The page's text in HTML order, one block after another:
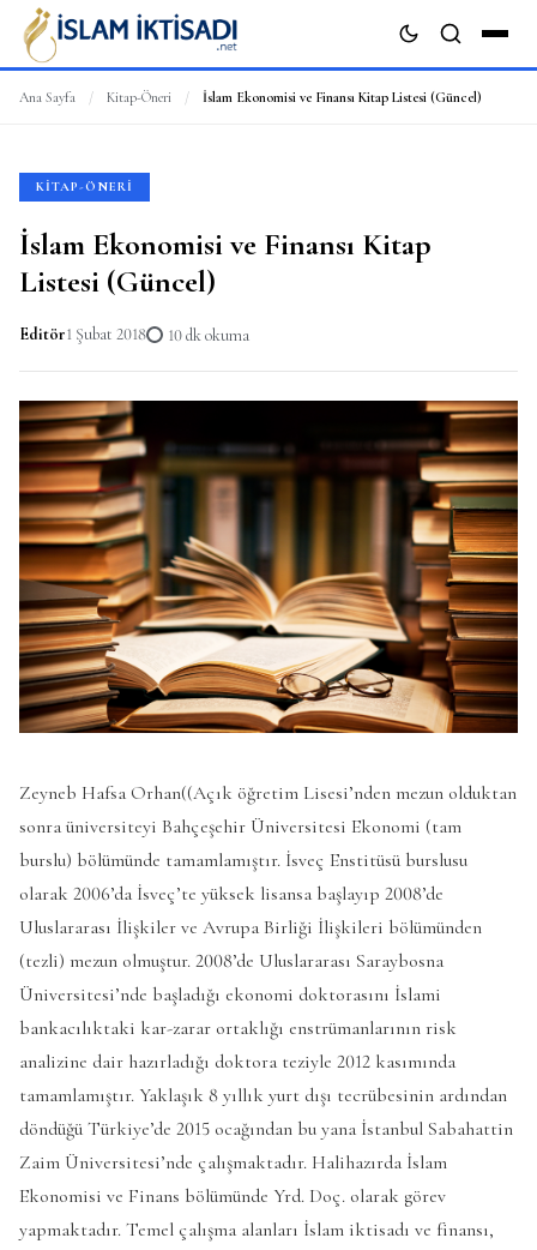
Ana Sayfa / Kitap-Öneri / İslam Ekonomisi ve Finansı Kitap Listesi (Güncel)
KITAP-ÖNERI
İslam Ekonomisi ve Finansı Kitap
Listesi (Güncel)
Editör1 Şubat 2018 10 dk okuma
Zeyneb Hafsa Orhan((Açık öğretim Lisesi’nden mezun olduktan
sonra üniversiteyi Bahçeşehir Üniversitesi Ekonomi (tam
burslu) bölümünde tamamlamıştır. İsveç Enstitüsü burslusu
olarak 2006’da İsveç’te yüksek lisansa başlayıp 2008’de
Uluslararası İlişkiler ve Avrupa Birliği İlişkileri bölümünden
(tezli) mezun olmuştur. 2008’de Uluslararası Saraybosna
Üniversitesi’nde başladığı ekonomi doktorasını İslami
bankacılıktaki kar-zarar ortaklığı enstrümanlarının risk
analizine dair hazırladığı doktora teziyle 2012 kasımında
tamamlamıştır. Yaklaşık 8 yıllık yurt dışı tecrübesinin ardından
döndüğü Türkiye’de 2015 ocağından bu yana İstanbul Sabahattin
Zaim Üniversitesi’nde çalışmaktadır. Halihazırda İslam
Ekonomisi ve Finans bölümünde Yrd. Doç. olarak görev
yapmaktadır. Temel çalışma alanları İslam iktisadı ve finansı,